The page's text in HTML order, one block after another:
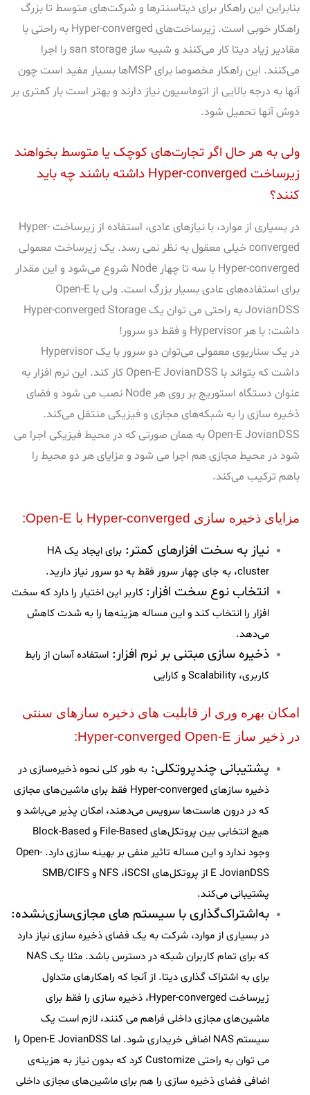
بنابراین این راهکار برای دیتاسنترها و شرکت‌های متوسط تا بزرگ
راهکار خوبی است. زیرساخت‌های Hyper-converged به راحتی با
مقادیر زیاد دیتا کار می‌کنند و شبیه ساز san storage را اجرا
می‌کنند. این راهکار مخصوصا برای MSPها بسیار مفید است چون
آنها به درجه بالایی از اتوماسیون نیاز دارند و بهتر است بار کمتری بر
دوش آنها تحمیل شود.
ولی به هر حال اگر تجارت‌های کوچک یا متوسط بخواهند
زیرساخت Hyper-converged داشته باشند چه باید
کنند؟
در بسیاری از موارد، با نیازهای عادی، استفاده از زیرساخت Hyper-
converged خیلی معقول به نظر نمی رسد. یک زیرساخت معمولی
Hyper-converged با سه تا چهار Node شروع می‌شود و این مقدار
برای استفاده‌های عادی بسیار بزرگ است. ولی با Open-E
JovianDSS به راحتی می توان یک Hyper-converged Storage
داشت: با هر Hypervisor و فقط دو سرور!
در یک سناریوی معمولی می‌توان دو سرور با یک Hypervisor
داشت که بتواند با Open-E JovianDSS کار کند. این نرم افزار به
عنوان دستگاه استوریج بر روی هر Node نصب می شود و فضای
ذخیره سازی را به شبکه‌های مجازی و فیزیکی منتقل می‌کند.
Open-E JovianDSS به همان صورتی که در محیط فیزیکی اجرا می
شود در محیط مجازی هم اجرا می شود و مزایای هر دو محیط را
باهم ترکیب می‌کند.
مزایای ذخیره سازی Hyper-converged با Open-E:
نیاز به سخت افزارهای کمتر:
برای ایجاد یک HA
cluster، به جای چهار سرور فقط به دو سرور نیاز دارید.
انتخاب نوع سخت افزار: کاربر این اختیار را دارد که سخت
افزار را انتخاب کند و این مساله هزینه‌ها را به شدت کاهش
می‌دهد.
ذخیره سازی مبتنی بر نرم افزار: استفاده آسان از رابط
کاربری، Scalability و کارایی
امکان بهره وری از قابلیت های ذخیره سازهای سنتی
در ذخیر ساز Hyper-converged Open-E:
پشتیبانی چندپروتکلی: به طور کلی نحوه ذخیره‌سازی در
ذخیره سازهای Hyper-converged فقط برای ماشین‌های مجازی
که در درون هاست‌ها سرویس می‌دهند، امکان پذیر می‌باشد و
هیچ انتخابی بین پروتکل‌های File-Based و Block-Based
وجود ندارد و این مساله تاثیر منفی بر بهینه سازی دارد. Open-
E JovianDSS از پروتکل‌های NFS ،iSCSI و SMB/CIFS
پشتیبانی می‌کند.
به‌اشتراک‌گذاری با سیستم های مجازی‌سازی‌نشده:
در بسیاری از موارد، شرکت به یک فضای ذخیره سازی نیاز دارد
که برای تمام کاربران شبکه در دسترس باشد. مثلا یک NAS
برای به اشتراک گذاری دیتا. از آنجا که راهکارهای متداول
زیرساخت Hyper-converged، ذخیره سازی را فقط برای
ماشین‌های مجازی داخلی فراهم می کنند، لازم است یک
سیستم NAS اضافی خریداری شود. اما Open-E JovianDSS را
می توان به راحتی Customize کرد که بدون نیاز به هزینه‌ی
اضافی فضای ذخیره سازی را هم برای ماشین‌های مجازی داخلی